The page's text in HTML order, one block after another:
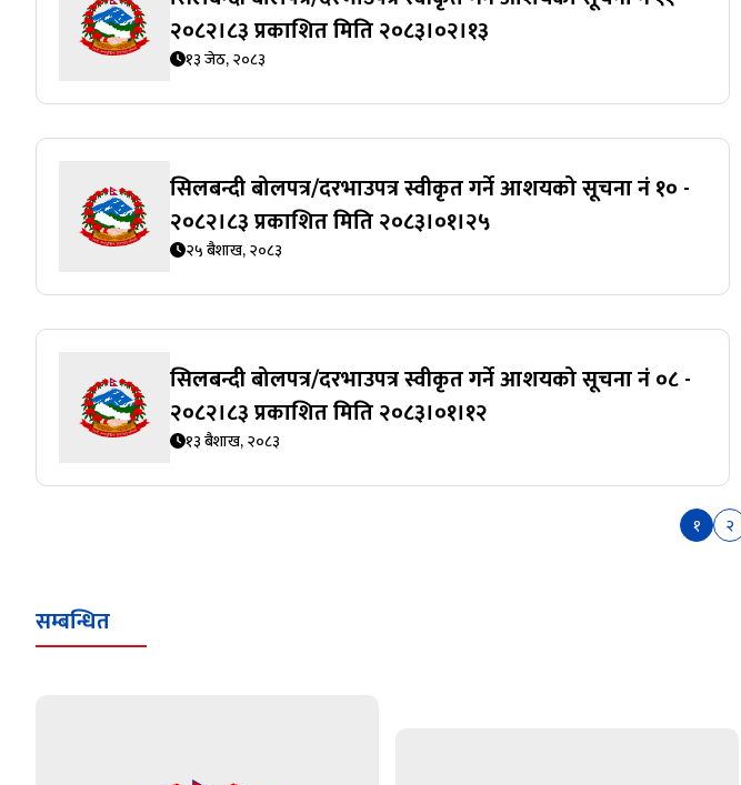
२०८२।८३ प्रकाशित मिति २०८३।०२।१३
१३ जेठ, २०८३
सिलबन्दी बोलपत्र/दरभाउपत्र स्वीकृत गर्ने आशयको सूचना नं १० -
२०८२।८३ प्रकाशित मिति २०८३।०१।२५
२५ बैशाख, २०८३
सिलबन्दी बोलपत्र/दरभाउपत्र स्वीकृत गर्ने आशयको सूचना नं ०८ -
२०८२।८३ प्रकाशित मिति २०८३।०१।१२
१३ बैशाख, २०८३
१ २
सम्बन्धित